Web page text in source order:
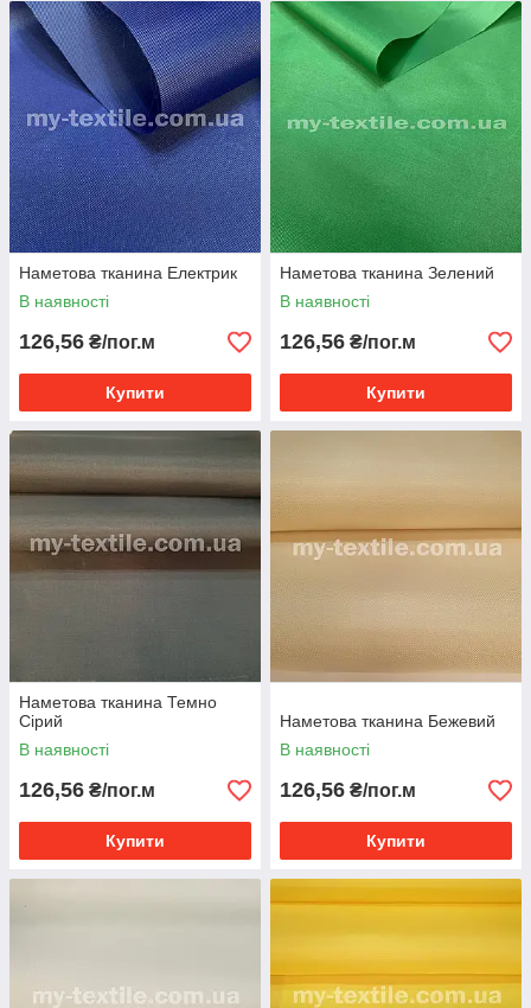
Наметова тканина Електрик
В наявності
126,56 ₴/пог.м
Купити
Наметова тканина Зелений
В наявності
126,56 ₴/пог.м
Купити
Наметова тканина Темно
Сірий
В наявності
126,56 ₴/пог.м
Купити
Наметова тканина Бежевий
В наявності
126,56 ₴/пог.м
Купити